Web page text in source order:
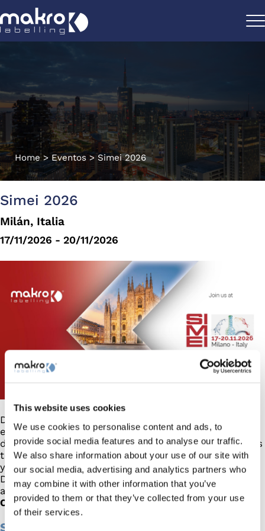
This website uses cookies
We use cookies to personalise content and ads, to
provide social media features and to analyse our traffic.
We also share information about your use of our site with
our social media, advertising and analytics partners who
may combine it with other information that you’ve
provided to them or that they’ve collected from your use
of their services.
Home > Eventos > Simei 2026
Simei 2026
Milán, Italia
17/11/2026 - 20/11/2026
Del
estará presente enSIMEI 2026, en Fiera Milano
de los eventos internacionales de referencia para las
tecnologías dedicadas al sector del vino, las bebidas
y el embotellado.
Durante la feria, tendrán la oportunidad de conocer
al equipo de Makro Labelling enHall 4 - Stand B02
C09.
Soluciones avanzadas para labelling y